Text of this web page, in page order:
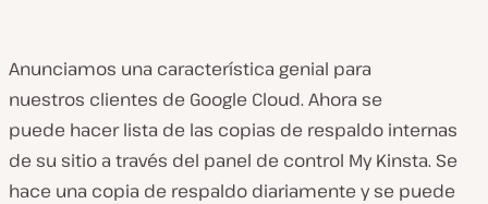
Anunciamos una característica genial para
nuestros clientes de Google Cloud. Ahora se
puede hacer lista de las copias de respaldo internas
de su sitio a través del panel de control My Kinsta. Se
hace una copia de respaldo diariamente y se puede